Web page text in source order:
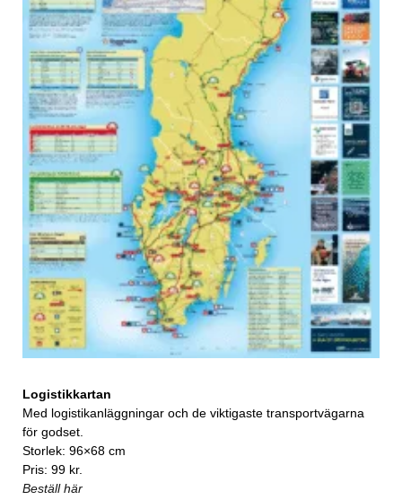
Logistikkartan
Med logistikanläggningar och de viktigaste transportvägarna
för godset.
Storlek: 96×68 cm
Pris: 99 kr.
Beställ här